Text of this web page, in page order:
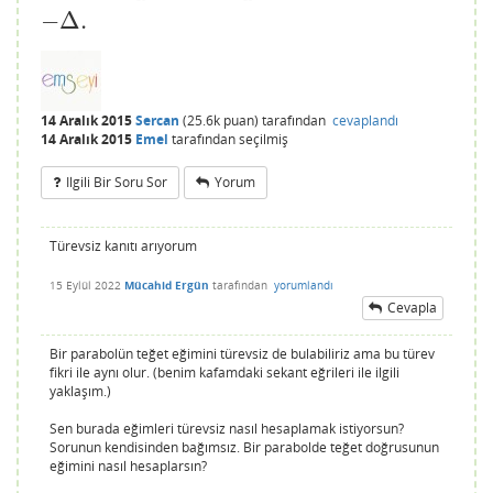
−Δ.
14 Aralık 2015Sercan (25.6k puan) tarafından cevaplandı
14 Aralık 2015 Emel tarafındanseçilmiş
Ilgili Bir Soru Sor Yorum
Türevsiz kanıtı arıyorum
15 Eylül 2022 Mücahid Ergün tarafından yorumlandı
Cevapla
Bir parabolün teğet eğimini türevsiz de bulabiliriz ama bu türev
fikri ile aynı olur. (benim kafamdaki sekant eğrileri ile ilgili
yaklaşım.)
Sen burada eğimleri türevsiz nasıl hesaplamak istiyorsun?
Sorunun kendisinden bağımsız. Bir parabolde teğet doğrusunun
eğimini nasıl hesaplarsın?